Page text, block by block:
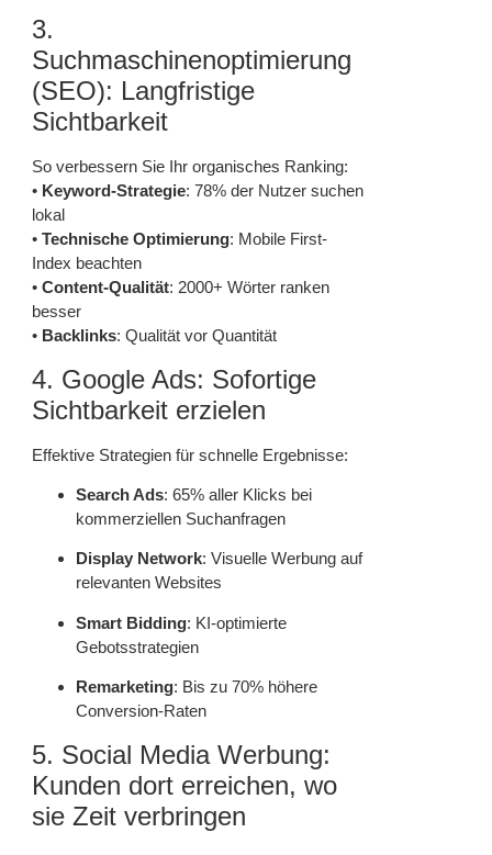
3.
Suchmaschinenoptimierung
(SEO): Langfristige
Sichtbarkeit
So verbessern Sie Ihr organisches Ranking:
• Keyword-Strategie: 78% der Nutzer suchen
lokal
• Technische Optimierung: Mobile First-
Index beachten
• Content-Qualität: 2000+ Wörter ranken
besser
• Backlinks: Qualität vor Quantität
4. Google Ads: Sofortige
Sichtbarkeit erzielen
Effektive Strategien für schnelle Ergebnisse:
Search Ads: 65% aller Klicks bei
kommerziellen Suchanfragen
Display Network: Visuelle Werbung auf
relevanten Websites
Smart Bidding: KI-optimierte
Gebotsstrategien
Remarketing: Bis zu 70% höhere
Conversion-Raten
5. Social Media Werbung:
Kunden dort erreichen, wo
sie Zeit verbringen